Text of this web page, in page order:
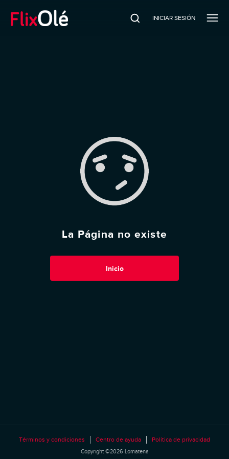
INICIAR SESIÓN
La Página no existe
Inicio
Términos y condiciones Centro de ayuda Política de privacidad
Copyright ©2026 Lomatena